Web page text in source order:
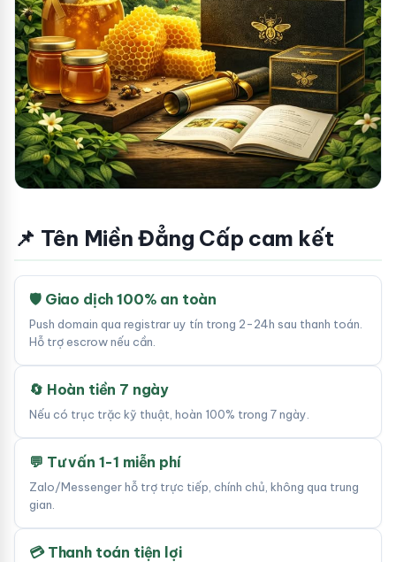
📌 Tên Miền Đẳng Cấp cam kết
🛡 Giao dịch 100% an toàn
Push domain qua registrar uy tín trong 2-24h sau thanh toán.
Hỗ trợ escrow nếu cần.
🔄 Hoàn tiền 7 ngày
Nếu có trục trặc kỹ thuật, hoàn 100% trong 7 ngày.
💬 Tư vấn 1-1 miễn phí
Zalo/Messenger hỗ trợ trực tiếp, chính chủ, không qua trung
gian.
💳 Thanh toán tiện lợi